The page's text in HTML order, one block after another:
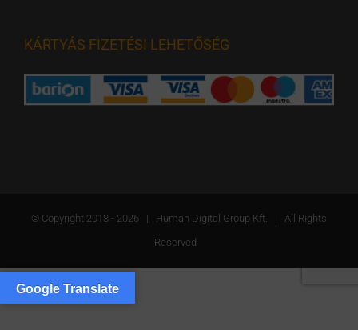
KÁRTYÁS FIZETÉSI LEHETŐSÉG
© Copyright 2018 - 2026 | Human Digital Group Kft. | All Rights
Reserved
Google Translate